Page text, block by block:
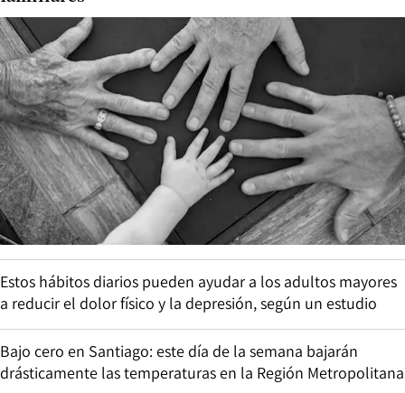
Estos hábitos diarios pueden ayudar a los adultos mayores
a reducir el dolor físico y la depresión, según un estudio
Bajo cero en Santiago: este día de la semana bajarán
drásticamente las temperaturas en la Región Metropolitana